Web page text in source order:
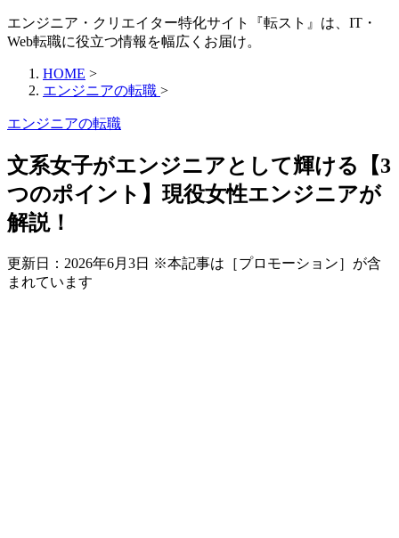
エンジニア・クリエイター特化サイト『転スト』は、IT・
Web転職に役立つ情報を幅広くお届け。
HOME >
エンジニアの転職 >
エンジニアの転職
文系女子がエンジニアとして輝ける【3
つのポイント】現役女性エンジニアが
解説！
更新日： 2026年6月3日 ※本記事は［プロモーション］が含
まれています